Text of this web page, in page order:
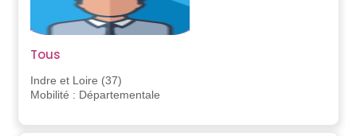
Tous
Indre et Loire (37)
Mobilité : Départementale